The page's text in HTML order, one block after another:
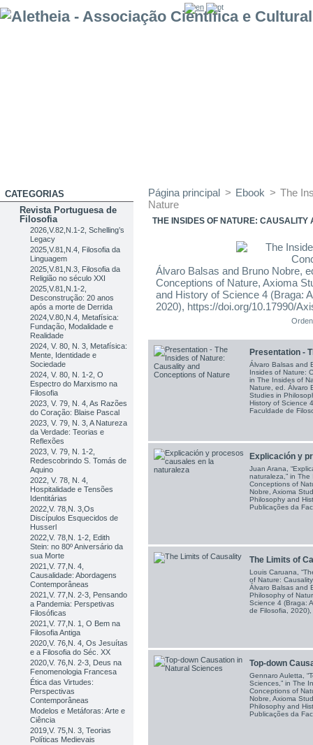
CATEGORIAS
Revista Portuguesa de
Filosofia
2026,V.82,N.1-2, Schelling’s
Legacy
2025,V.81,N.4, Filosofia da
Linguagem
2025,V.81,N.3, Filosofia da
Religião no século XXI
2025,V.81,N.1-2,
Desconstrução: 20 anos
após a morte de Derrida
2024,V.80,N.4, Metafísica:
Fundação, Modalidade e
Realidade
2024, V. 80, N. 3, Metafísica:
Mente, Identidade e
Sociedade
2024, V. 80, N. 1-2, O
Espectro do Marxismo na
Filosofia
2023, V. 79, N. 4, As Razões
do Coração: Blaise Pascal
2023, V. 79, N. 3, A Natureza
da Verdade: Teorias e
Reflexões
2023, V. 79, N. 1-2,
Redescobrindo S. Tomás de
Aquino
2022, V. 78, N. 4,
Hospitalidade e Tensões
Identitárias
2022,V. 78,N. 3,Os
Discípulos Esquecidos de
Husserl
2022,V. 78,N. 1-2, Edith
Stein: no 80º Aniversário da
sua Morte
2021,V. 77,N. 4,
Causalidade: Abordagens
Contemporâneas
2021,V. 77,N. 2-3, Pensando
a Pandemia: Perspetivas
Filosóficas
2021,V. 77,N. 1, O Bem na
Filosofia Antiga
2020,V. 76,N. 4, Os Jesuítas
e a Filosofia do Séc. XX
2020,V. 76,N. 2-3, Deus na
Fenomenologia Francesa
Ética das Virtudes:
Perspectivas
Contemporâneas
Modelos e Metáforas: Arte e
Ciência
2019,V. 75,N. 3, Teorias
Políticas Medievais
Página principal > Ebook > The
Nature
THE INSIDES OF NATURE: CAUSALITY
Álvaro Balsas and Bruno Nobre,
Conceptions of Nature, Axioma
and History of Science 4 (Braga:
2020), https://doi.org/10.17990/
Presentation -
Álvaro Balsas and
Insides of Nature:
in The Insides of
Nature, ed. Álvaro
Studies in
History of Science
Faculdade de
Explicación y
Juan Arana,
naturaleza,” in
Conceptions of
Nobre, Axioma
Philosophy and
Publicações da
The Limits of
Louis Caruana,
of Nature:
Álvaro Balsas and
Philosophy of
Science 4 (Braga:
de Filosofia,
Top-down
Gennaro Auletta,
Sciences,” in The
Conceptions of
Nobre, Axioma
Philosophy and
Publicações da